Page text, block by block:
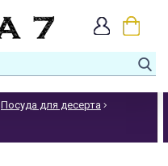
Посуда для десерта